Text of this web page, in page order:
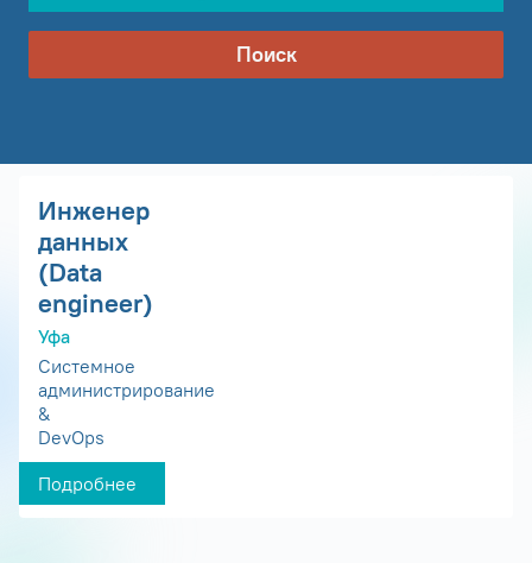
Поиск
Инженер
данных
(Data
engineer)
Уфа
Системное
администрирование
&
DevOps
Подробнее